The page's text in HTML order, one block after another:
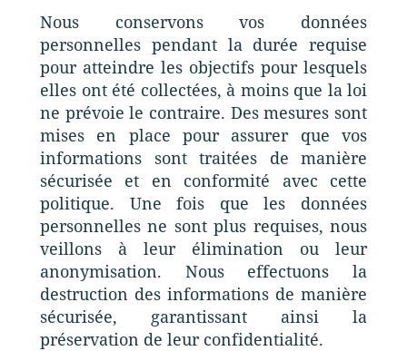
Nous conservons vos données
personnelles pendant la durée requise
pour atteindre les objectifs pour lesquels
elles ont été collectées, à moins que la loi
ne prévoie le contraire. Des mesures sont
mises en place pour assurer que vos
informations sont traitées de manière
sécurisée et en conformité avec cette
politique. Une fois que les données
personnelles ne sont plus requises, nous
veillons à leur élimination ou leur
anonymisation. Nous effectuons la
destruction des informations de manière
sécurisée, garantissant ainsi la
préservation de leur confidentialité.